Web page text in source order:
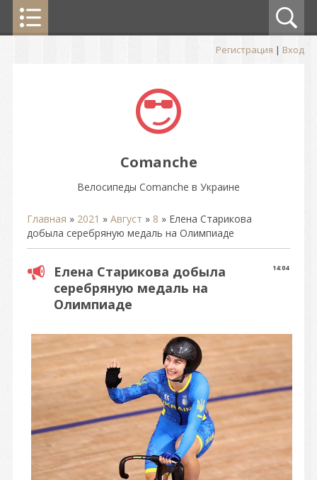
Регистрация | Вход
Comanche
Велосипеды Comanche в Украине
Главная » 2021 » Август » 8 » Елена Старикова
добыла серебряную медаль на Олимпиаде
14:04
Елена Старикова добыла
серебряную медаль на
Олимпиаде